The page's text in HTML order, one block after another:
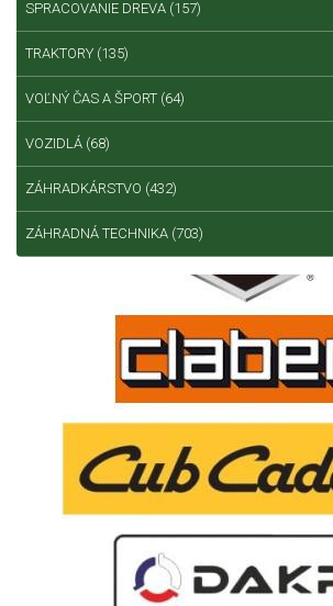
SPRACOVANIE DREVA (157)
TRAKTORY (135)
VOĽNÝ ČAS A ŠPORT (64)
VOZIDLÁ (68)
ZÁHRADKÁRSTVO (432)
ZÁHRADNÁ TECHNIKA (703)